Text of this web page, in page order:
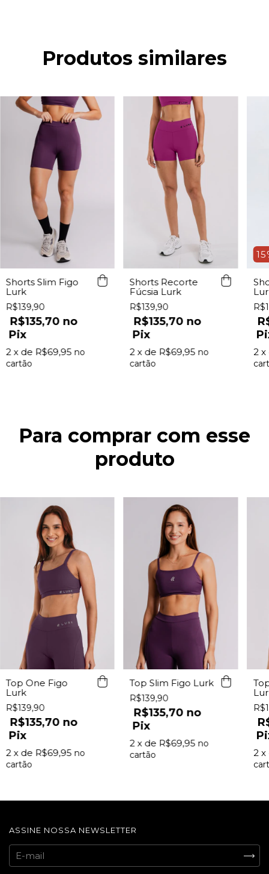
Produtos similares
Shorts Slim Figo
Lurk
R$139,90
R$135,70
Pix
2 x de R$69,95
Shorts Recorte
Fúcsia Lurk
R$139,90
R$135,70
Pix
2 x de R$69,95
15
2 x
Para comprar com esse
produto
Top One Figo
Lurk
R$139,90
R$135,70
Pix
2 x de R$69,95
Top Slim Figo Lurk
R$139,90
R$135,70
Pix
2 x de R$69,95
2 x
ASSINE NOSSA NEWSLETTER